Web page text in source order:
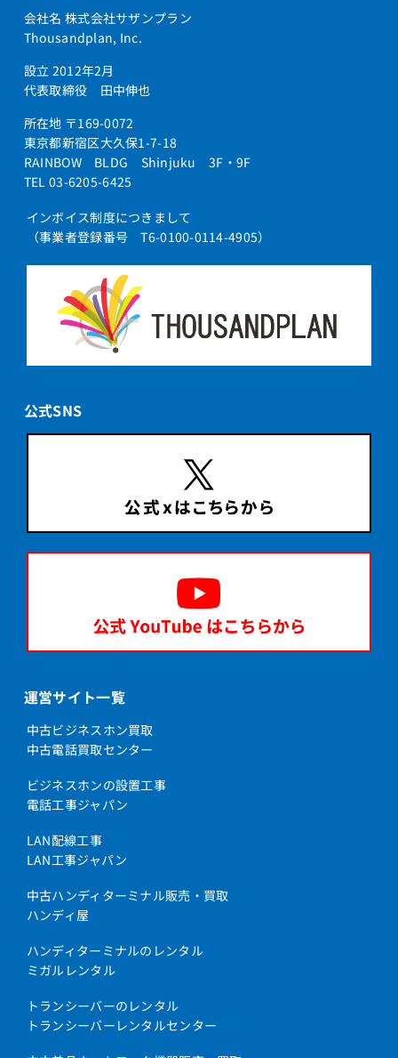
会社名 株式会社サザンプラン
Thousandplan, Inc.
設立 2012年2月
代表取締役 田中伸也
所在地 〒169-0072
東京都新宿区大久保1-7-18
RAINBOW BLDG Shinjuku 3F・9F
TEL 03-6205-6425
インボイス制度につきまして
（事業者登録番号 T6-0100-0114-4905）
公式SNS
運営サイト一覧
中古ビジネスホン買取
中古電話買取センター
ビジネスホンの設置工事
電話工事ジャパン
LAN配線工事
LAN工事ジャパン
中古ハンディターミナル販売・買取
ハンディ屋
ハンディターミナルのレンタル
ミガルレンタル
トランシーバーのレンタル
トランシーバーレンタルセンター